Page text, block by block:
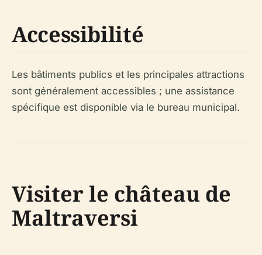
Accessibilité
Les bâtiments publics et les principales attractions
sont généralement accessibles ; une assistance
spécifique est disponible via le bureau municipal.
Visiter le château de
Maltraversi